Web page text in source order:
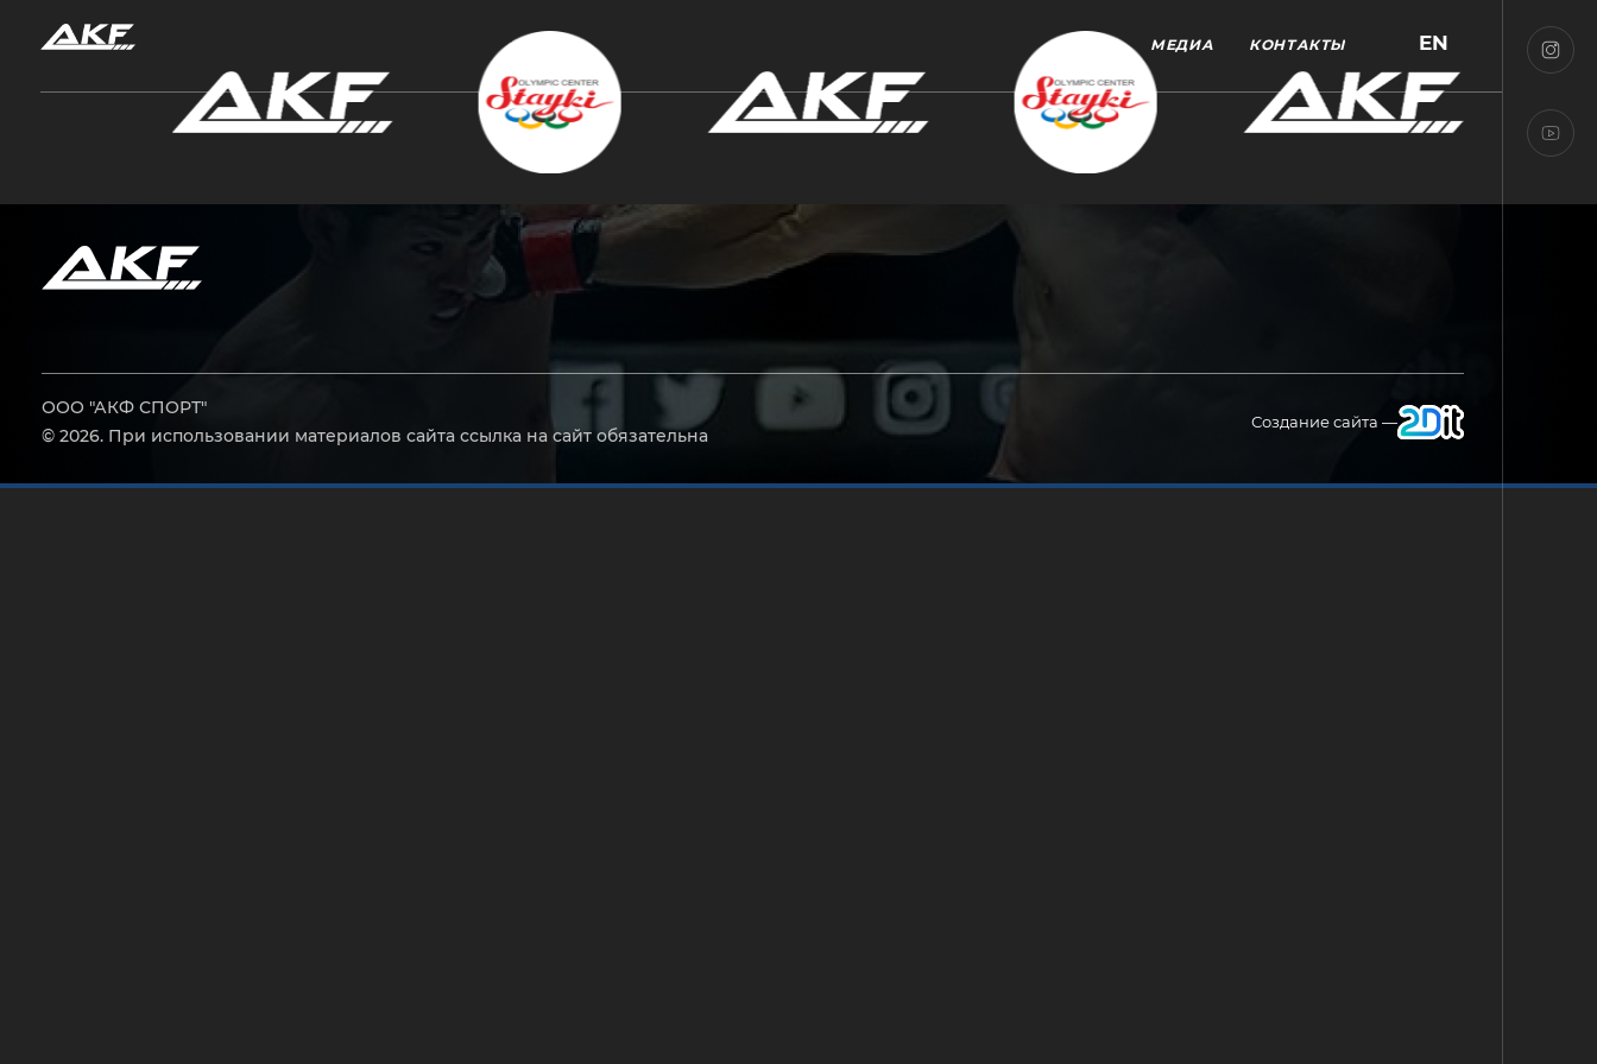
МЕДИА КОНТАКТЫ EN
ООО "АКФ СПОРТ"
© 2026. При использовании материалов сайта ссылка на сайт обязательна
Создание сайта —
Нажмите Enter для поиска или Esc, чтобы закрыть